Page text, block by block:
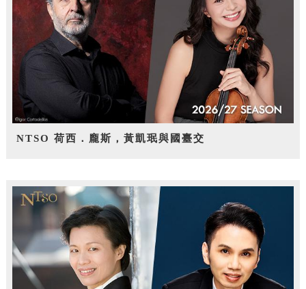
NTSO 荷西．龐斯，黃凱珉與國臺交